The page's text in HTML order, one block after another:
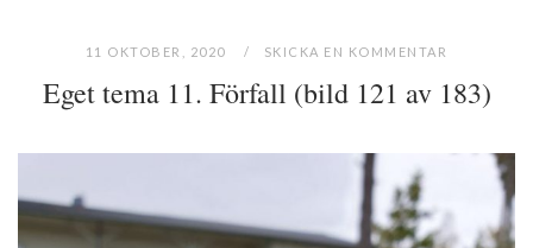
11 OKTOBER, 2020 SKICKA EN KOMMENTAR
Eget tema 11. Förfall (bild 121 av 183)